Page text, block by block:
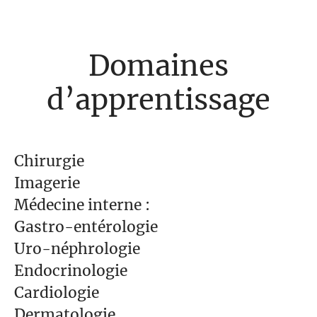
Domaines
d’apprentissage
Chirurgie
Imagerie
Médecine interne :
Gastro-entérologie
Uro-néphrologie
Endocrinologie
Cardiologie